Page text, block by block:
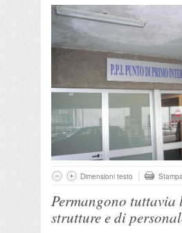
Dimensioni testo
Permangono tuttavia
strutture e di